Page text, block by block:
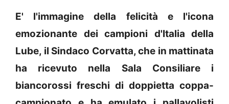
E' l'immagine della felicità e l'icona
emozionante dei campioni d'Italia della
Lube, il Sindaco Corvatta, che in mattinata
ha ricevuto nella Sala Consiliare i
biancorossi freschi di doppietta coppa-